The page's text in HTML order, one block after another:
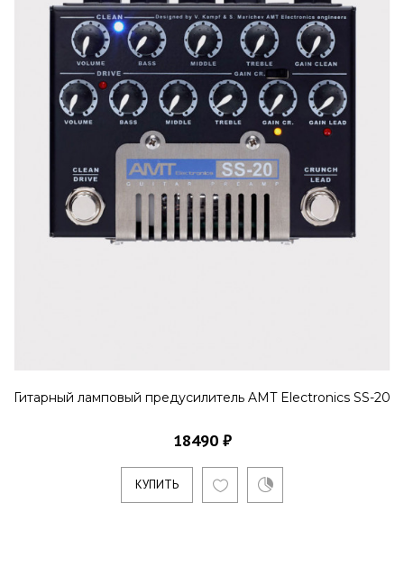
Гитарный ламповый предусилитель AMT Electronics SS-20
18490 ₽
КУПИТЬ